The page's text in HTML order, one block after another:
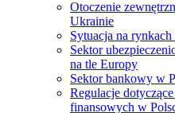
Otoczenie
Ukrainie
Sytuacja na
Sektor
na tle Europy
Sektor bankowy w
Regulacje
finansowych w